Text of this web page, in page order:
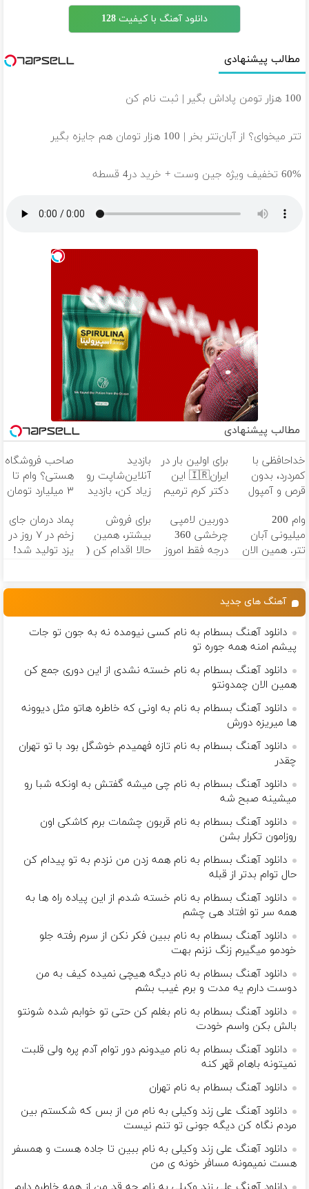
دانلود آهنگ با کیفیت 128
مطالب پیشنهادی
100 هزار تومن پاداش بگیر | ثبت نام کن
تتر میخوای؟ از آبان‌تتر بخر | 100 هزار تومان هم جایزه بگیر
60% تخفیف ویژه جین وست + خرید در4 قسطه
مطالب پیشنهادی
خداحافظی با
کمردرد، بدون
قرص و آمپول
برای اولین بار در
ایران🇮🇷 این
دکتر کرم ترمیم
ساخت!
بازدید
آنلاین‌شاپت رو
زیاد کن، بازدید
بیشتر
صاحب فروشگاه
هستی؟ وام تا
۳ میلیارد تومان
وام 200
میلیونی آبان
تتر. همین الان
دوربین لامپی
چرخشی 360
درجه فقط امروز
منزل
برای فروش
بیشتر، همین
حالا اقدام کن (
پماد درمان جای
زخم در ۷ روز در
یزد تولید شد!
آهنگ های جدید
دانلود آهنگ بسطام به نام کسی نیومده نه به جون تو جات
پیشم امنه همه جوره تو
دانلود آهنگ بسطام به نام خسته نشدی از این دوری جمع کن
همین الان چمدونتو
دانلود آهنگ بسطام به نام به اونی که خاطره هاتو مثل دیوونه
ها میریزه دورش
دانلود آهنگ بسطام به نام تازه فهمیدم خوشگل بود با تو تهران
چقدر
دانلود آهنگ بسطام به نام چی میشه گفتش به اونکه شبا رو
میشینه صبح شه
دانلود آهنگ بسطام به نام قربون چشمات برم کاشکی اون
روزامون تکرار بشن
دانلود آهنگ بسطام به نام همه زدن من نزدم به تو پیدام کن
حال توام بدتر از قبله
دانلود آهنگ بسطام به نام خسته شدم از این پیاده راه ها به
همه سر تو افتاد هی چشم
دانلود آهنگ بسطام به نام ببین فکر نکن از سرم رفته جلو
خودمو میگیرم زنگ نزنم بهت
دانلود آهنگ بسطام به نام دیگه هیچی نمیده کیف به من
دوست دارم یه مدت و برم غیب بشم
دانلود آهنگ بسطام به نام بغلم کن حتی تو خوابم شده شونتو
بالش بکن واسم خودت
دانلود آهنگ بسطام به نام میدونم دور توام آدم پره ولی قلبت
نمیتونه باهام قهر کنه
دانلود آهنگ بسطام به نام تهران
دانلود آهنگ علی زند وکیلی به نام من از بس كه شكستم بین
مردم نگاه كن دیگه جونى تو تنم نیست
دانلود آهنگ علی زند وکیلی به نام ببین تا جاده هست و همسفر
هست نمیمونه مسافر خونه ی من